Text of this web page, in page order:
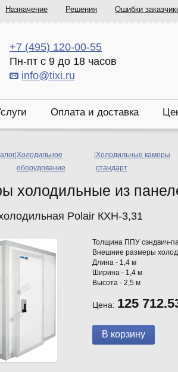
Назначение Решения Ошибки
+7 (495) 120-00-55
Пн-пт с 9 до 18 часов
info@tixi.ru
Оплата и доставка
Холодильное
оборудование
Холодильные камеры
стандарт
холодильные из
Polair КХН-3,31
Толщина ППУ сэндвич-
Внешние размеры
Длина - 1,4 м
Ширина - 1,4 м
Высота - 2,5 м
Цена: 125